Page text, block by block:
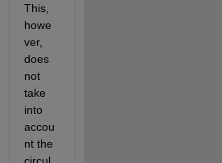
This,
howe
ver,
does
not
take
into
accou
nt the